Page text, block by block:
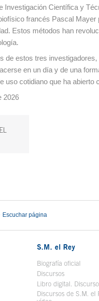
Investigación Científica y
francés Pascal
Estos métodos han
de estos tres
en un día y de una
uso cotidiano que ha
2026
en ventana nueva
Escuchar página
S.M. el Rey
Biografía oficial
Discursos
Libro digital.
Discursos de S.M. el